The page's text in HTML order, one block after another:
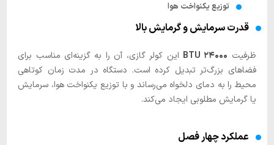
توزیع یکنواخت هوا
قدرت سرمایش و گرمایش بالا
ظرفیت ۲۴۰۰۰ BTU
این کولر گازی، آن را به گزینه‌ای مناسب برای
فضاهای بزرگ‌تر تبدیل کرده است. دستگاه در مدت زمان کوتاهی
محیط را به دمای دلخواه می‌رساند و با توزیع یکنواخت هوا، سرمایش
یا گرمایش مطلوبی ایجاد می‌کند.
عملکرد چهار فصل